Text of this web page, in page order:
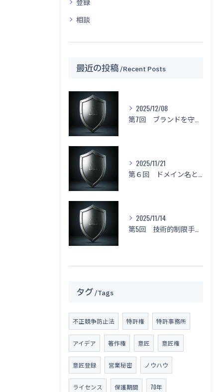
相談
最近の投稿 Recent Posts
2025/12/08
2025/11/21
2025/11/14
タグ Tags
不正競争防止法 特許権 特許事務所
アイデア 著作権 意匠 意匠権
意匠登録 営業秘密 ノウハウ
ライセンス 保護期間 70年